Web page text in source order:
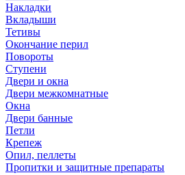
Накладки
Вкладыши
Тетивы
Окончание перил
Повороты
Ступени
Двери и окна
Двери межкомнатные
Окна
Двери банные
Петли
Крепеж
Опил, пеллеты
Пропитки и защитные препараты